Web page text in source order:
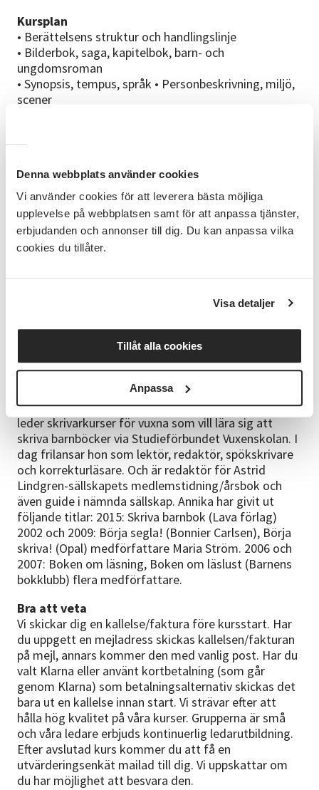
Denna webbplats använder cookies
Vi använder cookies för att leverera bästa möjliga
upplevelse på webbplatsen samt för att anpassa tjänster,
erbjudanden och annonser till dig. Du kan anpassa vilka
cookies du tillåter.
Visa detaljer
Tillåt alla cookies
Anpassa
Kursplan
• Berättelsens struktur och handlingslinje
• Bilderbok, saga, kapitelbok, barn- och
ungdomsroman
• Synopsis, tempus, språk • Personbeskrivning, miljö,
scener
• Manuset klart, redigering, skicka till förlag, skrivtips
Material/teknik
Sammankomsterna sker på distans via det digitala
verktyget Zoom. För att delta behöver du en
surfplatta/dator med internetuppkoppling, mikrofon
och kamera. Gärna ett headset. Vi ber dig testa
tekniken i god tid.
Kursledare
Annika Nasiell bor i Stockholm. Hon har lång
erfarenhet som förläggare och redaktör för barn-
och ungdomslitteratur. Under perioden 1995-2013
var hon chefredaktör för Barnens bokklubbs
medlemstidningar, och har även ingått i juryn för Lilla
Augustpriset. Mellan 2014-2017 var hon förläggare
för barnbok på Lava förlag (innan Lava blev det
hungriga hybridförlag som det nu skrivs om). Annika
leder skrivarkurser för vuxna som vill lära sig att
skriva barnböcker via Studieförbundet Vuxenskolan. I
dag frilansar hon som lektör, redaktör, spökskrivare
och korrekturläsare. Och är redaktör för Astrid
Lindgren-sällskapets medlemstidning/årsbok och
även guide i nämnda sällskap. Annika har givit ut
följande titlar: 2015: Skriva barnbok (Lava förlag)
2002 och 2009: Börja segla! (Bonnier Carlsen), Börja
skriva! (Opal) medförfattare Maria Ström. 2006 och
2007: Boken om läsning, Boken om läslust (Barnens
bokklubb) flera medförfattare.
Bra att veta
Vi skickar dig en kallelse/faktura före kursstart. Har
du uppgett en mejladress skickas kallelsen/fakturan
på mejl, annars kommer den med vanlig post. Har du
valt Klarna eller använt kortbetalning (som går
genom Klarna) som betalningsalternativ skickas det
bara ut en kallelse innan start. Vi strävar efter att
hålla hög kvalitet på våra kurser. Grupperna är små
och våra ledare erbjuds kontinuerlig ledarutbildning.
Efter avslutad kurs kommer du att få en
utvärderingsenkät mailad till dig. Vi uppskattar om
du har möjlighet att besvara den.